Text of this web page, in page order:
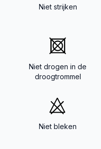
Niet strijken
Niet drogen in de
droogtrommel
Niet bleken